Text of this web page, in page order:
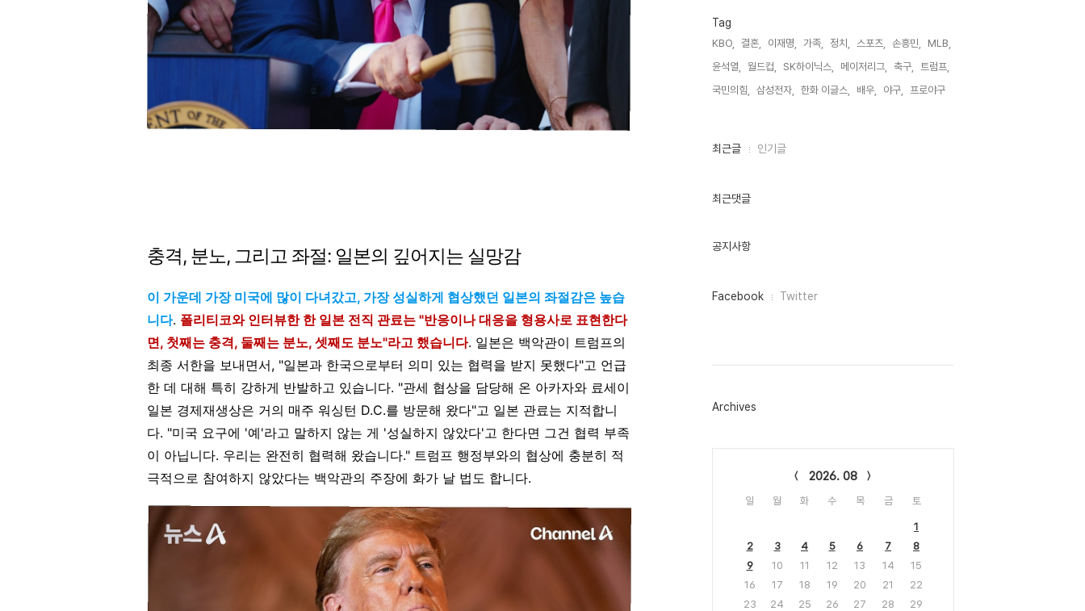
충격, 분노, 그리고 좌절: 일본의 깊어지는 실망감
이 가운데 가장 미국에 많이 다녀갔고, 가장 성실하게 협상했던 일본의 좌절감은 높습
니다. 폴리티코와 인터뷰한 한 일본 전직 관료는 "반응이나 대응을 형용사로 표현한다
면, 첫째는 충격, 둘째는 분노, 셋째도 분노"라고 했습니다. 일본은 백악관이 트럼프의
최종 서한을 보내면서, "일본과 한국으로부터 의미 있는 협력을 받지 못했다"고 언급
한 데 대해 특히 강하게 반발하고 있습니다. "관세 협상을 담당해 온 아카자와 료세이
일본 경제재생상은 거의 매주 워싱턴 D.C.를 방문해 왔다"고 일본 관료는 지적합니
다. "미국 요구에 '예'라고 말하지 않는 게 '성실하지 않았다'고 한다면 그건 협력 부족
이 아닙니다. 우리는 완전히 협력해 왔습니다." 트럼프 행정부와의 협상에 충분히 적
극적으로 참여하지 않았다는 백악관의 주장에 화가 날 법도 합니다.
Tag
KBO, 결혼, 이재명, 가족, 정치, 스포츠, 손흥민,
MLB,
윤석열,
월드컵, SK하이닉스, 메이저리그, 축구,
트럼프,
국민의힘,
삼성전자, 한화 이글스, 배우, 야구, 프로야구,
최
인
최근글 인기글
최근댓글
공지사항
페
그
Facebook Twitter
Archives
2026. 08
일 월 화 수 목 금 토
1
2
3 4 5 6 7
8
9
10 11 12 13 14
15
16
17 18 19 20 21
22
23
24 25 26 27 28
29